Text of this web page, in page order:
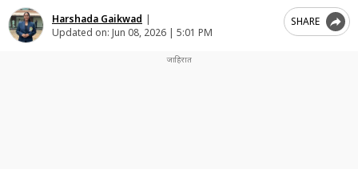
Harshada Gaikwad |
Updated on: Jun 08, 2026 | 5:01 PM
SHARE